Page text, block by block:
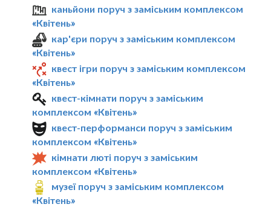
каньйони поруч з заміським комплексом
«Квітень»
кар'єри поруч з заміським комплексом
«Квітень»
квест ігри поруч з заміським комплексом
«Квітень»
квест-кімнати поруч з заміським
комплексом «Квітень»
квест-перформанси поруч з заміським
комплексом «Квітень»
кімнати люті поруч з заміським
комплексом «Квітень»
музеї поруч з заміським комплексом
«Квітень»